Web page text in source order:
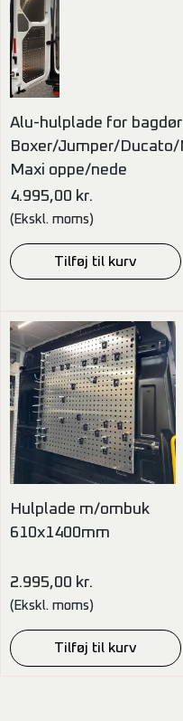
Alu-hulplade for
Boxer/Jumper/
Maxi oppe/nede
4.995,00 kr.
(Ekskl. moms)
Tilføj til kurv
Hulplade m/ombuk
610x1400mm
2.995,00 kr.
(Ekskl. moms)
Tilføj til kurv